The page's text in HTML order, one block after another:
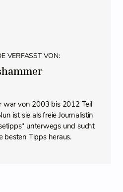
VERFASST VON:
war von 2003 bis 2012 Teil
ist sie als freie Journalistin
unterwegs und sucht
besten Tipps heraus.